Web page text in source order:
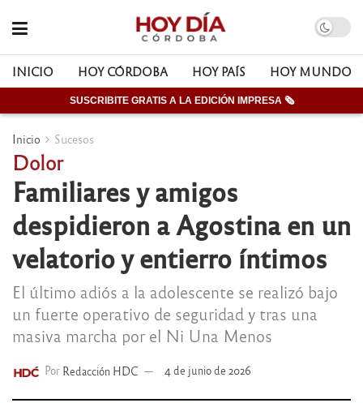
INICIO HOY CÓRDOBA HOY PAÍS HOY MUNDO
SUSCRIBITE GRATIS A LA EDICIÓN IMPRESA 🗞
Inicio Sucesos
Dolor
Familiares y amigos
despidieron a Agostina en un
velatorio y entierro íntimos
El último adiós a la adolescente se realizó bajo
un fuerte operativo de seguridad y tras una
masiva marcha por el Ni Una Menos
Por Redacción HDC 4 de junio de 2026